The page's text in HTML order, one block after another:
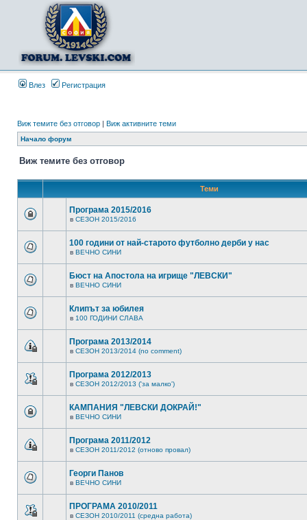
Влез Регистрация
Виж темите без отговор | Виж активните теми
Начало форум
Виж темите без отговор
Теми
Програма 2015/2016
в СЕЗОН 2015/2016
100 години от най-старото футболно дерби у нас
в ВЕЧНО СИНИ
Бюст на Апостола на игрище "ЛЕВСКИ"
в ВЕЧНО СИНИ
Клипът за юбилея
в 100 ГОДИНИ СЛАВА
Програма 2013/2014
в СЕЗОН 2013/2014 (no comment)
Програма 2012/2013
в СЕЗОН 2012/2013 ('за малко')
КАМПАНИЯ "ЛЕВСКИ ДОКРАЙ!"
в ВЕЧНО СИНИ
Програма 2011/2012
в СЕЗОН 2011/2012 (отново провал)
Георги Панов
в ВЕЧНО СИНИ
ПРОГРАМА 2010/2011
в СЕЗОН 2010/2011 (средна работа)